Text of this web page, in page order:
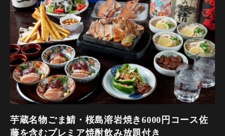
※料理内容変更承ります。お気軽にお問い合わせください。
画像はイメージです。
※当日連絡なしの人数変更はキャンセル代全額いただきま
す。
※当日連絡ありの人数変更はお料理代いただきます。
※お席混み合った際はご予約のお時間から2時間30分とさせて
頂いております。グラス交換制です。
【開催期間】2023年4月8日～
【来店時間】17時00分～22時00分
【予約期限】ご予約不要
※お値段、ラストオーダーは選んだお時間で変わります。混
雑時はお席2時間でのご案内になります。別途お通し代として
480円頂戴いたします。お料理は単品でご注文ください。グラ
ス交換制です。
芋蔵名物ごま鯖・桜島溶岩焼き6000円コース佐
藤を含むプレミア焼酎飲み放題付き